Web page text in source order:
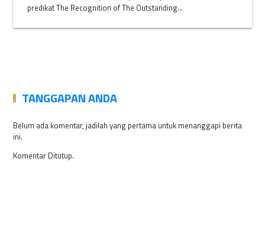
predikat The Recognition of The Outstanding...
TANGGAPAN ANDA
Belum ada komentar, jadilah yang pertama untuk menanggapi berita
ini.
Komentar Ditutup.